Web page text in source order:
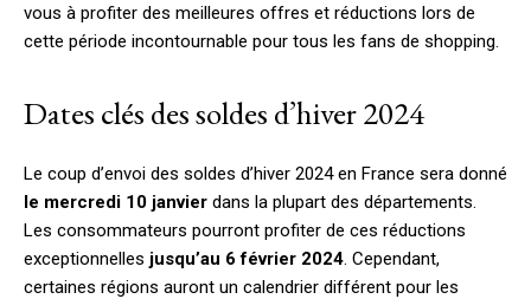
vous à profiter des meilleures offres et réductions lors de
cette période incontournable pour tous les fans de shopping.
Dates clés des soldes d’hiver 2024
Le coup d’envoi des soldes d’hiver 2024 en France sera donné
le mercredi 10 janvier dans la plupart des départements.
Les consommateurs pourront profiter de ces réductions
exceptionnelles jusqu’au 6 février 2024. Cependant,
certaines régions auront un calendrier différent pour les